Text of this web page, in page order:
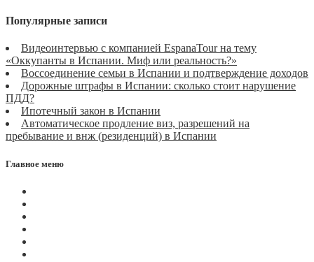
Популярные записи
Видеоинтервью с компанией EspanaTour на тему
«Оккупанты в Испании. Миф или реальность?»
Воссоединение семьи в Испании и подтверждение доходов
Дорожные штрафы в Испании: сколько стоит нарушение
ПДД?
Ипотечный закон в Испании
Автоматическое продление виз, разрешений на
пребывание и внж (резиденций) в Испании
Главное меню